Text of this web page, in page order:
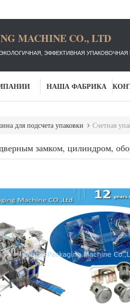
MACHINE CO., LTD
ЭФФЕКТИВНАЯ
НАША ФАБРИКА
для подсчета упаковки Счетная
замком, цилиндром,